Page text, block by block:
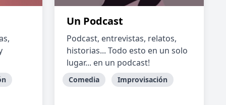
Un Podcast
Podcast, entrevistas, relatos,
historias... Todo esto en un solo
lugar... en un podcast!
Comedia Improvisación